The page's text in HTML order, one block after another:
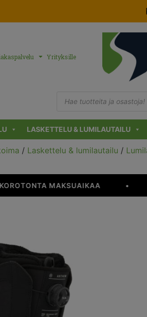
Yrityksille
LASKETTELU & LUMILAUTAILU
/ Laskettelu & lumilautailu /
MAKSUAIKAA